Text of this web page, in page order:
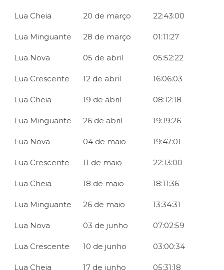
Lua Cheia 20 de março 22:43:00
Lua Minguante 28 de março 01:11:27
Lua Nova 05 de abril 05:52:22
Lua Crescente 12 de abril 16:06:03
Lua Cheia 19 de abril 08:12:18
Lua Minguante 26 de abril 19:19:26
Lua Nova 04 de maio 19:47:01
Lua Crescente 11 de maio 22:13:00
Lua Cheia 18 de maio 18:11:36
Lua Minguante 26 de maio 13:34:31
Lua Nova 03 de junho 07:02:59
Lua Crescente 10 de junho 03:00:34
Lua Cheia 17 de junho 05:31:18